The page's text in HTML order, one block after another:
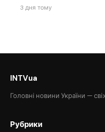
3 дня тому
INTVua
Головні новини України —
Рубрики